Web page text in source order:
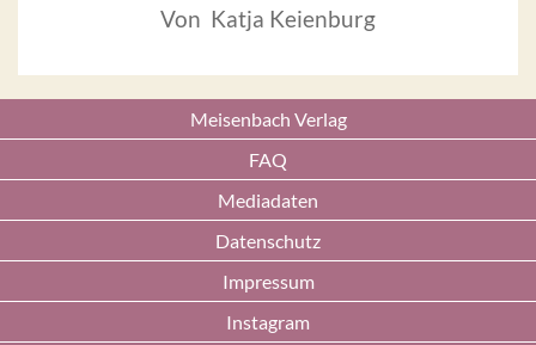
Von Katja Keienburg
Meisenbach Verlag
FAQ
Mediadaten
Datenschutz
Impressum
Instagram